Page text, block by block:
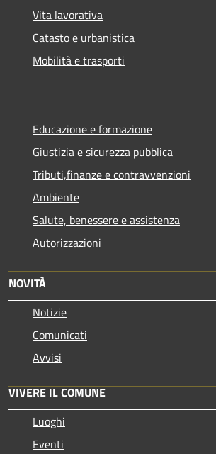
Vita lavorativa
Catasto e urbanistica
Mobilità e trasporti
Educazione e formazione
Giustizia e sicurezza pubblica
Tributi,finanze e contravvenzioni
Ambiente
Salute, benessere e assistenza
Autorizzazioni
NOVITÀ
Notizie
Comunicati
Avvisi
VIVERE IL COMUNE
Luoghi
Eventi